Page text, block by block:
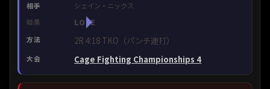
シェイン・ニックス
LOSE
2R 4:18 TKO（パンチ連打）
Cage Fighting Championships 4